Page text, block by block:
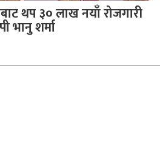
थप ३० लाख नयाँ रोजगारी
भानु शर्मा